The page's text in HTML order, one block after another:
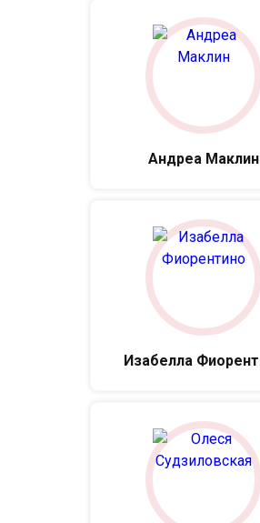
Андреа Маклин
Изабелла